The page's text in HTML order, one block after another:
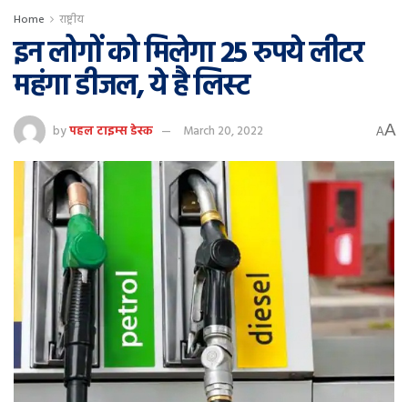
Home राष्ट्रीय
इन लोगों को मिलेगा 25 रुपये लीटर
महंगा डीजल, ये है लिस्ट
byपहल टाइम्स डेस्क March 20, 2022 AA